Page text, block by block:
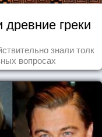
греки
знали толк
вопросах